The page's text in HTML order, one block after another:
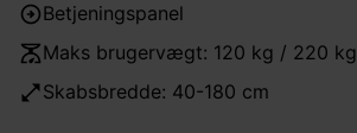
Betjeningspanel
Maks brugervægt: 120 kg / 220 kg
Skabsbredde: 40-180 cm